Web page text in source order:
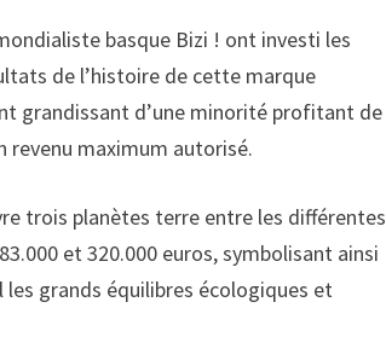
basque Bizi ! ont investi les
de l’histoire de cette marque
grandissant d’une minorité profitant de
revenu maximum autorisé.
trois planètes terre entre les différentes
et 320.000 euros, symbolisant ainsi
grands équilibres écologiques et